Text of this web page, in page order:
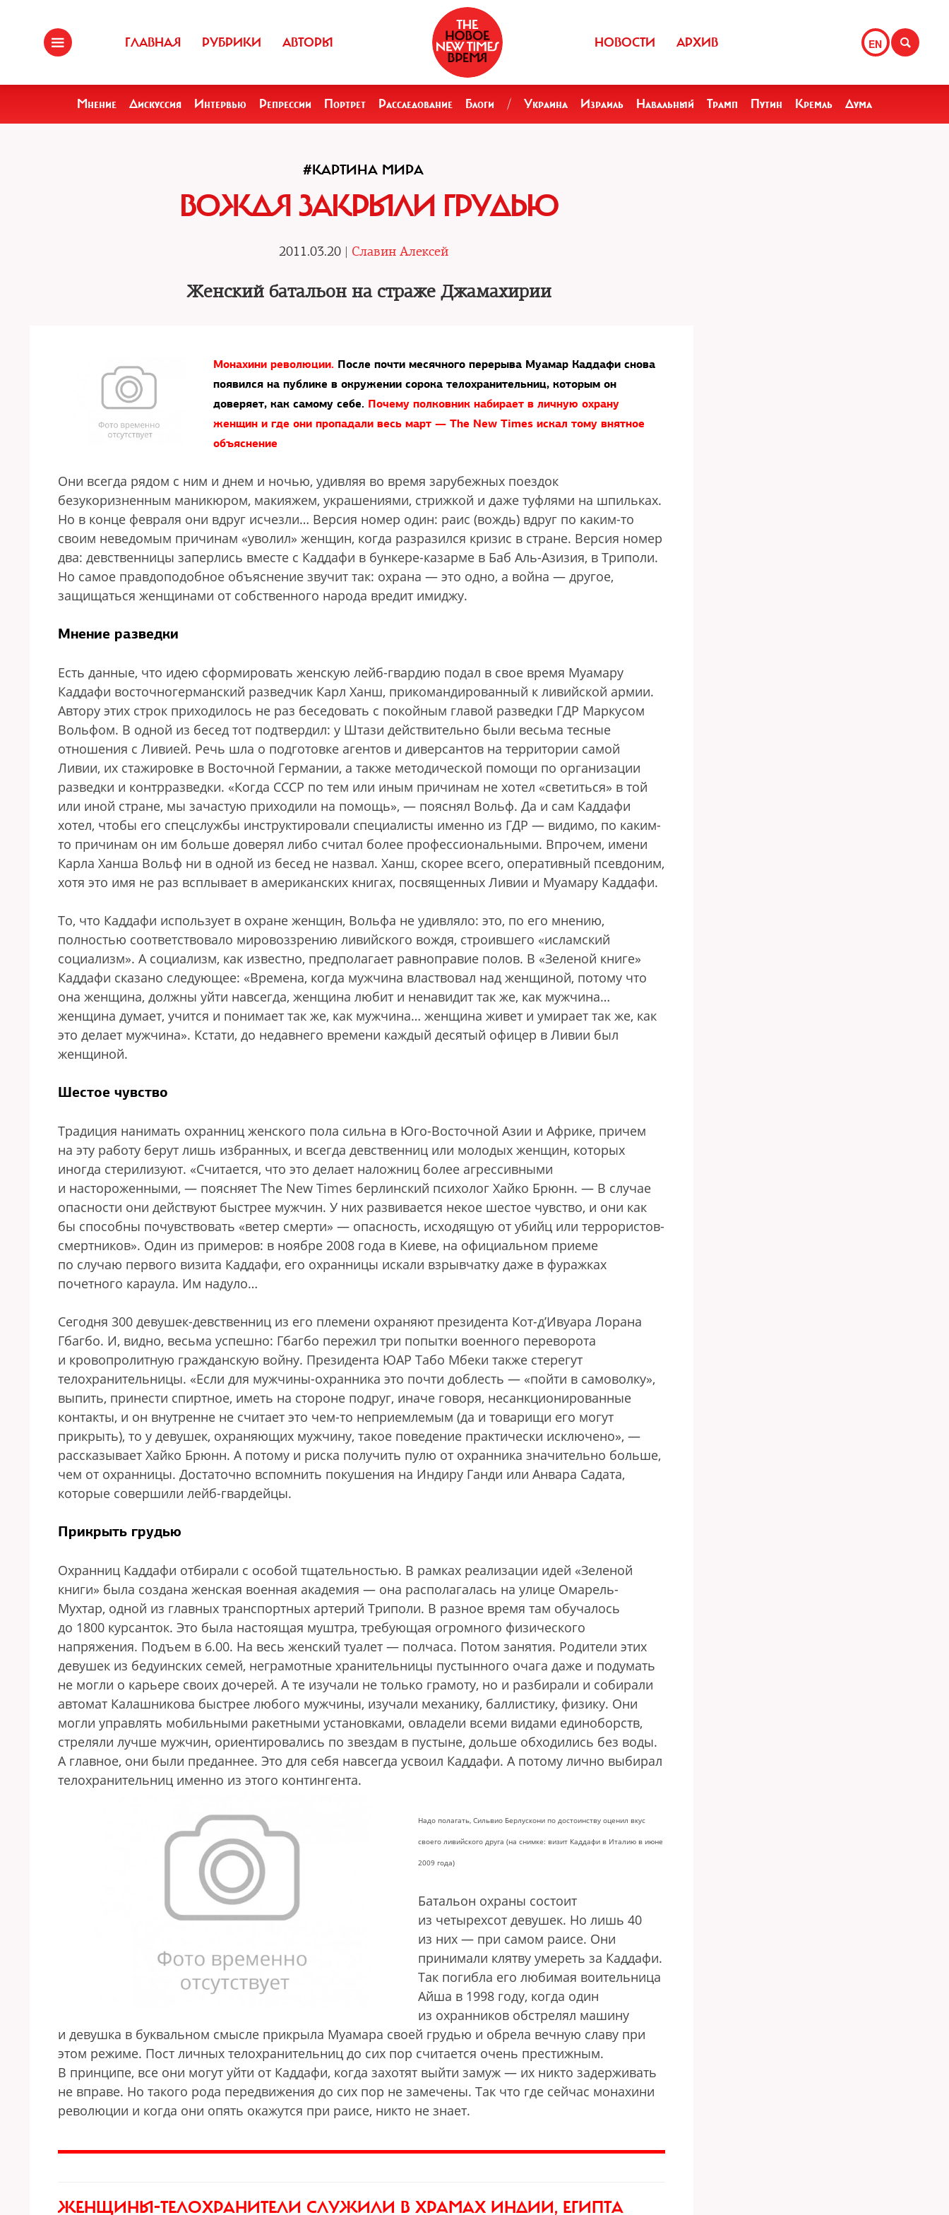
ГЛАВНАЯ РУБРИКИ АВТОРЫ EN
НОВОСТИ АРХИВ
Мнение Дискуссия Интервью Репрессии Портрет Расследование Блоги / Украина Израиль Навальный Трамп Путин Кремль Дума
#КАРТИНА МИРА
ВОЖДЯ ЗАКРЫЛИ ГРУДЬЮ
2011.03.20 | Славин Алексей
Женский батальон на страже Джамахирии
Монахини революции. После почти месячного перерыва Муамар Каддафи снова
появился на публике в окружении сорока телохранительниц, которым он
доверяет, как самому себе. Почему полковник набирает в личную охрану
женщин и где они пропадали весь март — The New Times искал тому внятное
объяснение
Они всегда рядом с ним и днем и ночью, удивляя во время зарубежных поездок
безукоризненным маникюром, макияжем, украшениями, стрижкой и даже туфлями на шпильках.
Но в конце февраля они вдруг исчезли… Версия номер один: раис (вождь) вдруг по каким-то
своим неведомым причинам «уволил» женщин, когда разразился кризис в стране. Версия номер
два: девственницы заперлись вместе с Каддафи в бункере-казарме в Баб Аль-Азизия, в Триполи.
Но самое правдоподобное объяснение звучит так: охрана — это одно, а война — другое,
защищаться женщинами от собственного народа вредит имиджу.
Мнение разведки
Есть данные, что идею сформировать женскую лейб-гвардию подал в свое время Муамару
Каддафи восточногерманский разведчик Карл Ханш, прикомандированный к ливийской армии.
Автору этих строк приходилось не раз беседовать с покойным главой разведки ГДР Маркусом
Вольфом. В одной из бесед тот подтвердил: у Штази действительно были весьма тесные
отношения с Ливией. Речь шла о подготовке агентов и диверсантов на территории самой
Ливии, их стажировке в Восточной Германии, а также методической помощи по организации
разведки и контрразведки. «Когда СССР по тем или иным причинам не хотел «светиться» в той
или иной стране, мы зачастую приходили на помощь», — пояснял Вольф. Да и сам Каддафи
хотел, чтобы его спецслужбы инструктировали специалисты именно из ГДР — видимо, по каким-
то причинам он им больше доверял либо считал более профессиональными. Впрочем, имени
Карла Ханша Вольф ни в одной из бесед не назвал. Ханш, скорее всего, оперативный псевдоним,
хотя это имя не раз всплывает в американских книгах, посвященных Ливии и Муамару Каддафи.
То, что Каддафи использует в охране женщин, Вольфа не удивляло: это, по его мнению,
полностью соответствовало мировоззрению ливийского вождя, строившего «исламский
социализм». А социализм, как известно, предполагает равноправие полов. В «Зеленой книге»
Каддафи сказано следующее: «Времена, когда мужчина властвовал над женщиной, потому что
она женщина, должны уйти навсегда, женщина любит и ненавидит так же, как мужчина…
женщина думает, учится и понимает так же, как мужчина… женщина живет и умирает так же, как
это делает мужчина». Кстати, до недавнего времени каждый десятый офицер в Ливии был
женщиной.
Шестое чувство
Традиция нанимать охранниц женского пола сильна в Юго-Восточной Азии и Африке, причем
на эту работу берут лишь избранных, и всегда девственниц или молодых женщин, которых
иногда стерилизуют. «Считается, что это делает наложниц более агрессивными
и настороженными, — поясняет The New Times берлинский психолог Хайко Брюнн. — В случае
опасности они действуют быстрее мужчин. У них развивается некое шестое чувство, и они как
бы способны почувствовать «ветер смерти» — опасность, исходящую от убийц или террористов-
смертников». Один из примеров: в ноябре 2008 года в Киеве, на официальном приеме
по случаю первого визита Каддафи, его охранницы искали взрывчатку даже в фуражках
почетного караула. Им надуло…
Сегодня 300 девушек-девственниц из его племени охраняют президента Кот-д’Ивуара Лорана
Гбагбо. И, видно, весьма успешно: Гбагбо пережил три попытки военного переворота
и кровопролитную гражданскую войну. Президента ЮАР Табо Мбеки также стерегут
телохранительницы. «Если для мужчины-охранника это почти доблесть — «пойти в самоволку»,
выпить, принести спиртное, иметь на стороне подруг, иначе говоря, несанкционированные
контакты, и он внутренне не считает это чем-то неприемлемым (да и товарищи его могут
прикрыть), то у девушек, охраняющих мужчину, такое поведение практически исключено», —
рассказывает Хайко Брюнн. А потому и риска получить пулю от охранника значительно больше,
чем от охранницы. Достаточно вспомнить покушения на Индиру Ганди или Анвара Садата,
которые совершили лейб-гвардейцы.
Прикрыть грудью
Охранниц Каддафи отбирали с особой тщательностью. В рамках реализации идей «Зеленой
книги» была создана женская военная академия — она располагалась на улице Омарель-
Мухтар, одной из главных транспортных артерий Триполи. В разное время там обучалось
до 1800 курсанток. Это была настоящая муштра, требующая огромного физического
напряжения. Подъем в 6.00. На весь женский туалет — полчаса. Потом занятия. Родители этих
девушек из бедуинских семей, неграмотные хранительницы пустынного очага даже и подумать
не могли о карьере своих дочерей. А те изучали не только грамоту, но и разбирали и собирали
автомат Калашникова быстрее любого мужчины, изучали механику, баллистику, физику. Они
могли управлять мобильными ракетными установками, овладели всеми видами единоборств,
стреляли лучше мужчин, ориентировались по звездам в пустыне, дольше обходились без воды.
А главное, они были преданнее. Это для себя навсегда усвоил Каддафи. А потому лично выбирал
телохранительниц именно из этого контингента.
Надо полагать, Сильвио Берлускони по достоинству оценил вкус
своего ливийского друга (на снимке: визит Каддафи в Италию в июне
2009 года)
Батальон охраны состоит
из четырехсот девушек. Но лишь 40
из них — при самом раисе. Они
принимали клятву умереть за Каддафи.
Так погибла его любимая воительница
Айша в 1998 году, когда один
из охранников обстрелял машину
и девушка в буквальном смысле прикрыла Муамара своей грудью и обрела вечную славу при
этом режиме. Пост личных телохранительниц до сих пор считается очень престижным.
В принципе, все они могут уйти от Каддафи, когда захотят выйти замуж — их никто задерживать
не вправе. Но такого рода передвижения до сих пор не замечены. Так что где сейчас монахини
революции и когда они опять окажутся при раисе, никто не знает.
ЖЕНЩИНЫ-ТЕЛОХРАНИТЕЛИ СЛУЖИЛИ В ХРАМАХ ИНДИИ, ЕГИПТА